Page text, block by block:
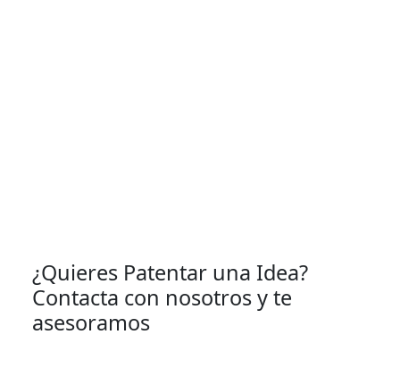
¿Quieres Patentar una Idea?
Contacta con nosotros y te
asesoramos